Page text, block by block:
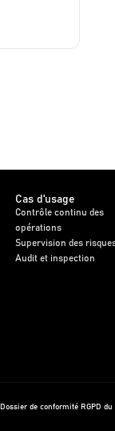
Cas d'usage
Contrôle continu des
opérations
Supervision des
Audit et inspection
Dossier de conformité RGPD